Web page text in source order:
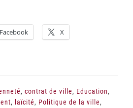
Facebook X
, contrat de ville, Education,
, laïcité, Politique de la ville,